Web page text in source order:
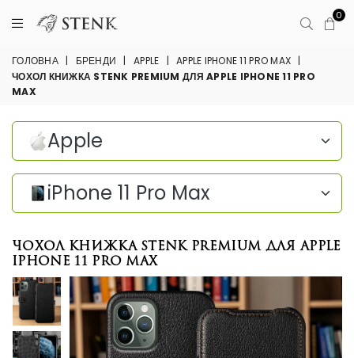
0
ГОЛОВНА | БРЕНДИ | APPLE | APPLE IPHONE 11 PRO MAX |
ЧОХОЛ КНИЖКА STENK PREMIUM ДЛЯ APPLE IPHONE 11 PRO
MAX
Чохол книжка Stenk Premium для Apple
iPhone 11 Pro Max
Apple
iPhone 11 Pro Max